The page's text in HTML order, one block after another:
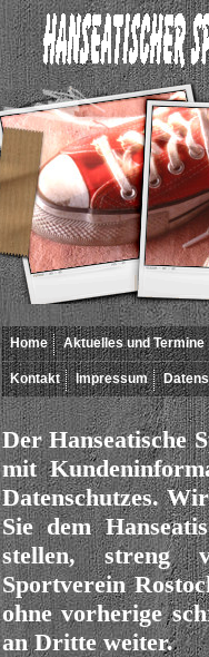
Home Aktuelles und Termine
Kontakt Impressum
Der Hanseatische
mit
Datenschutzes.
Sie dem
stellen, streng
Sportverein
ohne vorherige
an Dritte weiter.